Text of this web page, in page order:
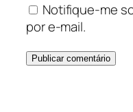
Notifique-me
por e-mail.